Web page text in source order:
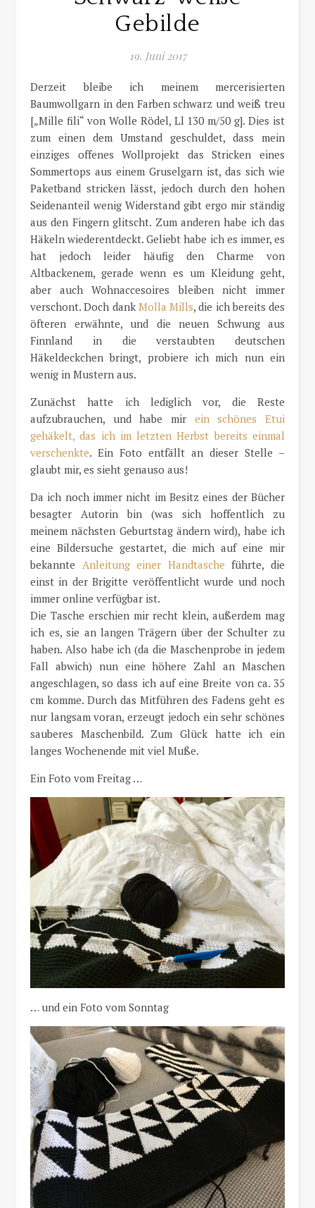
Gebilde
19. Juni 2017
Derzeit bleibe ich meinem mercerisierten
Baumwollgarn in den Farben schwarz und weiß treu
[„Mille fili“ von Wolle Rödel, Ll 130 m/50 g]. Dies ist
zum einen dem Umstand geschuldet, dass mein
einziges offenes Wollprojekt das Stricken eines
Sommertops aus einem Gruselgarn ist, das sich wie
Paketband stricken lässt, jedoch durch den hohen
Seidenanteil wenig Widerstand gibt ergo mir ständig
aus den Fingern glitscht. Zum anderen habe ich das
Häkeln wiederentdeckt. Geliebt habe ich es immer, es
hat jedoch leider häufig den Charme von
Altbackenem, gerade wenn es um Kleidung geht,
aber auch Wohnaccesoires bleiben nicht immer
verschont. Doch dank Molla Mills, die ich bereits des
öfteren erwähnte, und die neuen Schwung aus
Finnland in die verstaubten deutschen
Häkeldeckchen bringt, probiere ich mich nun ein
wenig in Mustern aus.
Zunächst hatte ich lediglich vor, die Reste
aufzubrauchen, und habe mir ein schönes Etui
gehäkelt, das ich im letzten Herbst bereits einmal
verschenkte. Ein Foto entfällt an dieser Stelle –
glaubt mir, es sieht genauso aus!
Da ich noch immer nicht im Besitz eines der Bücher
besagter Autorin bin (was sich hoffentlich zu
meinem nächsten Geburtstag ändern wird), habe ich
eine Bildersuche gestartet, die mich auf eine mir
bekannte Anleitung einer Handtasche führte, die
einst in der Brigitte veröffentlicht wurde und noch
immer online verfügbar ist.
Die Tasche erschien mir recht klein, außerdem mag
ich es, sie an langen Trägern über der Schulter zu
haben. Also habe ich (da die Maschenprobe in jedem
Fall abwich) nun eine höhere Zahl an Maschen
angeschlagen, so dass ich auf eine Breite von ca. 35
cm komme. Durch das Mitführen des Fadens geht es
nur langsam voran, erzeugt jedoch ein sehr schönes
sauberes Maschenbild. Zum Glück hatte ich ein
langes Wochenende mit viel Muße.
Ein Foto vom Freitag …
… und ein Foto vom Sonntag